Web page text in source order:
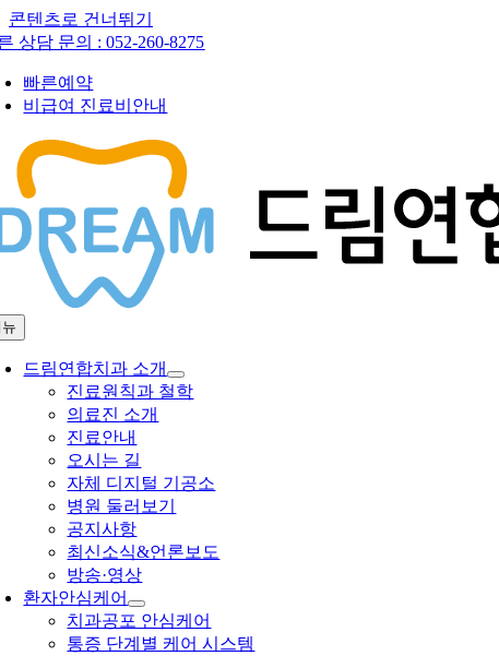
콘텐츠로 건너뛰기
상담 문의 :052-260-8275
빠른예약
비급여 진료비안내
드림연합치과 소개
진료원칙과 철학
의료진 소개
진료안내
오시는 길
자체 디지털 기공소
병원 둘러보기
공지사항
최신소식&언론보도
방송·영상
환자안심케어
치과공포 안심케어
통증 단계별 케어 시스템